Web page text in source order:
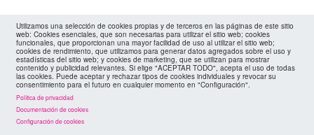
Utilizamos una selección de cookies propias y de terceros en las páginas de este sitio
web: Cookies esenciales, que son necesarias para utilizar el sitio web; cookies
funcionales, que proporcionan una mayor facilidad de uso al utilizar el sitio web;
cookies de rendimiento, que utilizamos para generar datos agregados sobre el uso y
estadísticas del sitio web; y cookies de marketing, que se utilizan para mostrar
contenido y publicidad relevantes. Si elige "ACEPTAR TODO", acepta el uso de todas
las cookies. Puede aceptar y rechazar tipos de cookies individuales y revocar su
consentimiento para el futuro en cualquier momento en "Configuración".
Política de privacidad
Documentación de cookies
Configuración de cookies